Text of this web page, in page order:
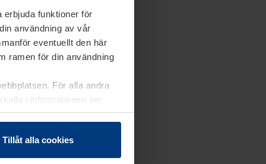
erbjuda funktioner för
användning av vår
eventuellt den här
ramen för din användning
För alla andra
i informationen om
Tillåt alla cookies